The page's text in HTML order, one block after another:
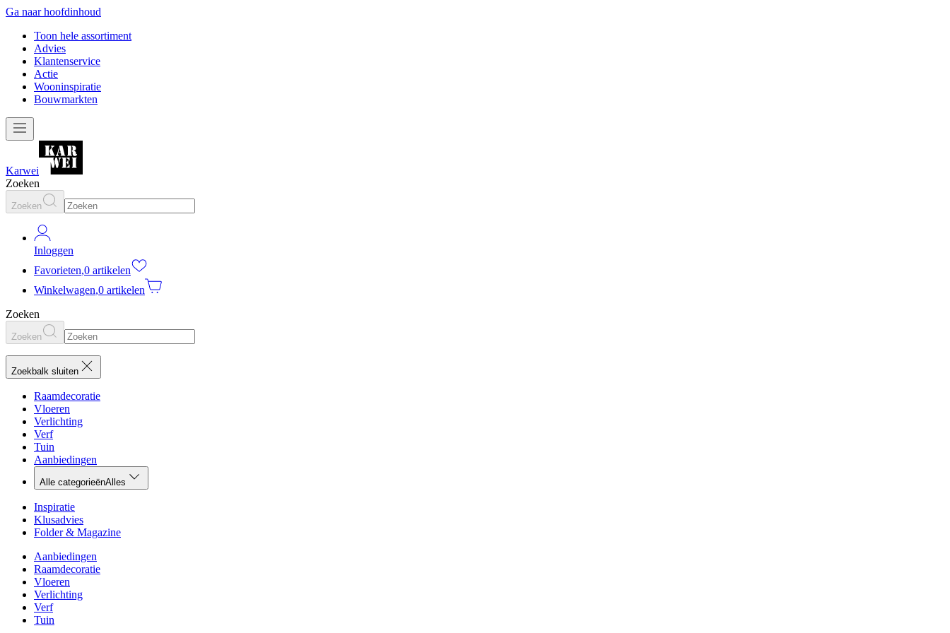
Ga naar hoofdinhoud
Toon hele assortiment
Advies
Klantenservice
Actie
Wooninspiratie
Bouwmarkten
Karwei
Zoeken
Zoeken
Inloggen
Favorieten,0 artikelen
Winkelwagen,0 artikelen
Zoeken
Zoeken
Zoekbalk sluiten
Raamdecoratie
Vloeren
Verlichting
Verf
Tuin
Aanbiedingen
Alle categorieënAlles
Inspiratie
Klusadvies
Folder & Magazine
Aanbiedingen
Raamdecoratie
Vloeren
Verlichting
Verf
Tuin